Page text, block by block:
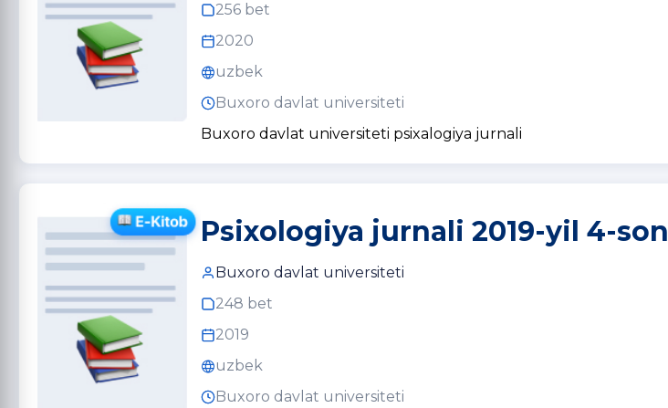
256 bet
2020
uzbek
Buxoro davlat universiteti
Buxoro davlat universiteti psixalogiya jurnali
Psixologiya jurnali 2019-yil 4-son
Buxoro davlat universiteti
248 bet
2019
uzbek
Buxoro davlat universiteti